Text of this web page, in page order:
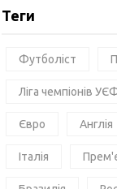
Теги
Футболіст
Ліга чемпіонів
Євро Англія
Італія